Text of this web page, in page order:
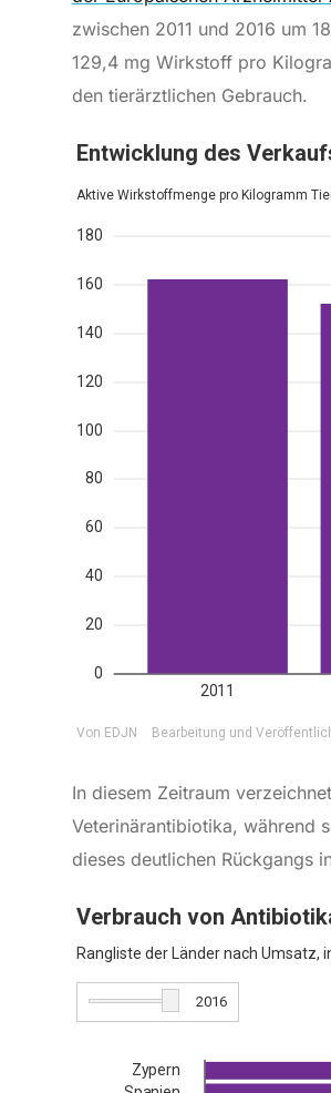
zwischen 2011 und 2016 um
129,4 mg Wirkstoff pro
den tierärztlichen Gebrauch.
In diesem Zeitraum
Veterinärantibiotika, während
dieses deutlichen Rückgangs